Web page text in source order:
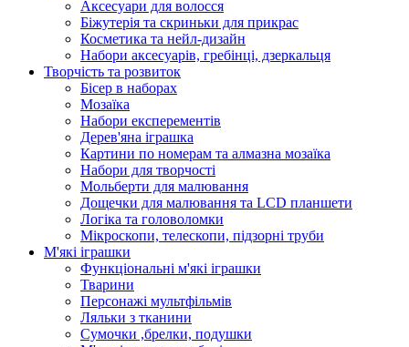
Аксесуари для волосся
Біжутерія та скриньки для прикрас
Косметика та нейл-дизайн
Набори аксесуарів, гребінці, дзеркальця
Творчість та розвиток
Бісер в наборах
Мозаїка
Набори експерементів
Дерев'яна іграшка
Картини по номерам та алмазна мозаїка
Набори для творчості
Мольберти для малювання
Дощечки для малювання та LCD планшети
Логіка та головоломки
Мікроскопи, телескопи, підзорні труби
М'які іграшки
Функціональні м'які іграшки
Тварини
Персонажі мультфільмів
Ляльки з тканини
Сумочки ,брелки, подушки